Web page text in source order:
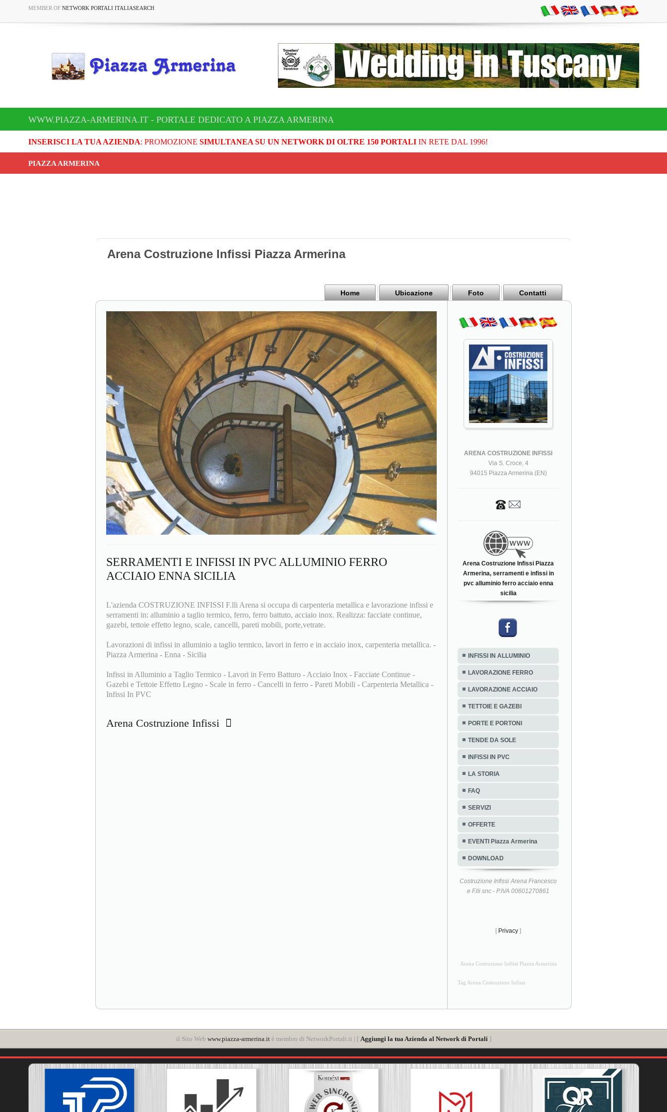
MEMBER OF NETWORK PORTALI ITALIASEARCH
WWW.PIAZZA-ARMERINA.IT - PORTALE DEDICATO A PIAZZA ARMERINA
INSERISCI LA TUA AZIENDA: PROMOZIONE SIMULTANEA SU UN NETWORK DI OLTRE 150 PORTALIIN RETE DAL 1996!
PIAZZA ARMERINA
Arena Costruzione Infissi Piazza Armerina
Home Ubicazione Foto Contatti
SERRAMENTI E INFISSI IN PVC ALLUMINIO FERRO
ACCIAIO ENNA SICILIA
L'azienda COSTRUZIONE INFISSI F.lli Arena si occupa di carpenteria metallica e lavorazione infissi e
serramenti in: alluminio a taglio termico, ferro, ferro battuto, acciaio inox. Realizza: facciate continue,
gazebi, tettoie effetto legno, scale, cancelli, pareti mobili, porte,vetrate.
Lavorazioni di infissi in alluminio a taglio termico, lavori in ferro e in acciaio inox, carpenteria metallica. -
Piazza Armerina - Enna - Sicilia
Infissi in Alluminio a Taglio Termico - Lavori in Ferro Batturo - Acciaio Inox - Facciate Continue -
Gazebi e Tettoie Effetto Legno - Scale in ferro - Cancelli in ferro - Pareti Mobili - Carpenteria Metallica -
Infissi In PVC
Arena Costruzione Infissi
ARENA COSTRUZIONE INFISSI
Via S. Croce, 4
94015 Piazza Armerina (EN)
Arena Costruzione Infissi Piazza
Armerina, serramenti e infissi in
pvc alluminio ferro acciaio enna
sicilia
INFISSI IN ALLUMINIO
LAVORAZIONE FERRO
LAVORAZIONE ACCIAIO
TETTOIE E GAZEBI
PORTE E PORTONI
TENDE DA SOLE
INFISSI IN PVC
LA STORIA
FAQ
SERVIZI
OFFERTE
EVENTI Piazza Armerina
DOWNLOAD
Costruzione Infissi Arena Francesco
e F.lli snc - P.IVA 00601270861
[ Privacy ]
Arena Costruzione Infissi Piazza Armerina
Tag Arena Costruzione Infissi
il Sito Web www.piazza-armerina.itè membro di NetworkPortali.it | [ Aggiungi la tua Azienda al Network di Portali ]